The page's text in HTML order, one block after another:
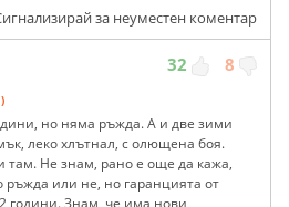
за неуместен коментар
32 8
но няма ръжда. А и две зими
леко хлътнал, с олющена боя.
там. Не знам, рано е още да кажа,
ръжда или не, но гаранцията от
години. Знам, че има нови